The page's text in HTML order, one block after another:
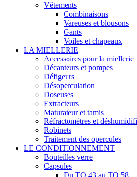
Vêtements
Combinaisons
Vareuses et blousons
Gants
Voiles et chapeaux
LA MIELLERIE
Accessoires pour la miellerie
Décanteurs et pompes
Défigeurs
Désoperculation
Doseuses
Extracteurs
Maturateur et tamis
Réfractomètres et
Robinets
Traitement des opercules
LE CONDITIONNEMENT
Bouteilles verre
Capsules
Du TO 43 au TO 58